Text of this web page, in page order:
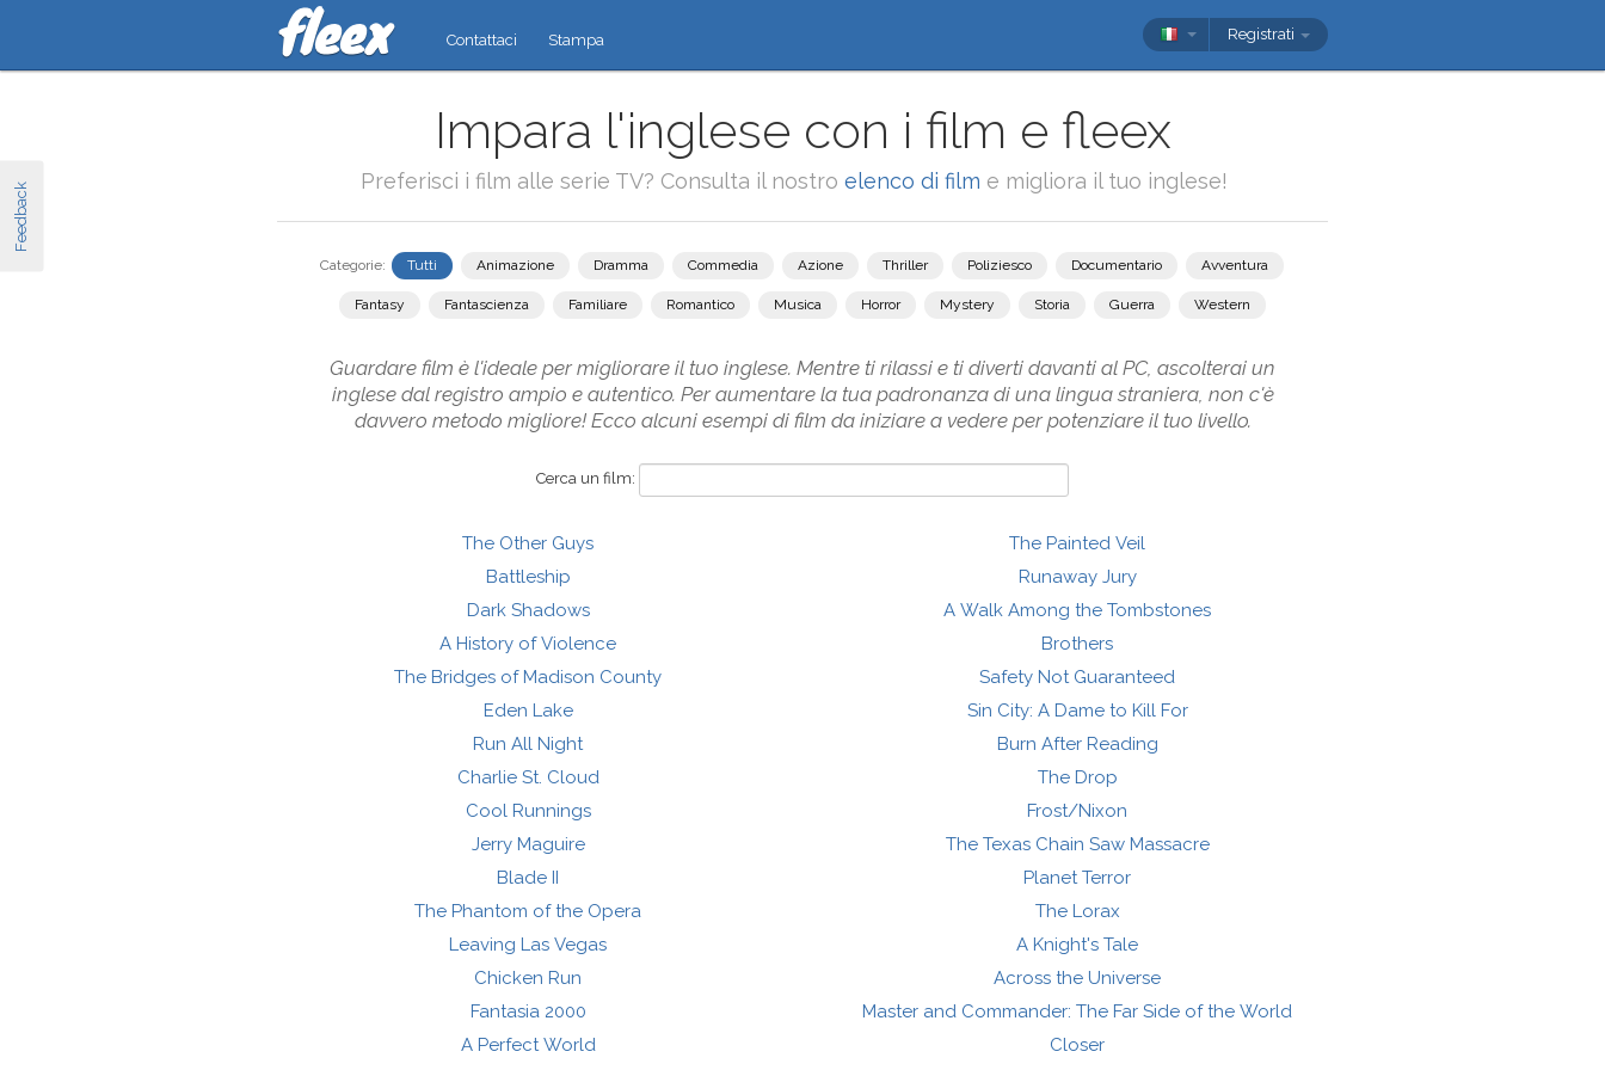
Feedback
Contattaci Stampa Registrati
Impara l'inglese con i film e fleex
Preferisci i film alle serie TV? Consulta il nostro elenco di film e migliora il tuo inglese!
Categorie: Tutti Animazione Dramma Commedia Azione Thriller Poliziesco Documentario Avventura
Fantasy Fantascienza Familiare Romantico Musica Horror Mystery Storia Guerra Western
Guardare film è l'ideale per migliorare il tuo inglese. Mentre ti rilassi e ti diverti davanti al PC, ascolterai un
inglese dal registro ampio e autentico. Per aumentare la tua padronanza di una lingua straniera, non c'è
davvero metodo migliore! Ecco alcuni esempi di film da iniziare a vedere per potenziare il tuo livello.
Cerca un film:
The Other Guys
Battleship
Dark Shadows
A History of Violence
The Bridges of Madison County
Eden Lake
Run All Night
Charlie St. Cloud
Cool Runnings
Jerry Maguire
Blade II
The Phantom of the Opera
Leaving Las Vegas
Chicken Run
Fantasia 2000
A Perfect World
The Painted Veil
Runaway Jury
A Walk Among the Tombstones
Brothers
Safety Not Guaranteed
Sin City: A Dame to Kill For
Burn After Reading
The Drop
Frost/Nixon
The Texas Chain Saw Massacre
Planet Terror
The Lorax
A Knight's Tale
Across the Universe
Master and Commander: The Far Side of the World
Closer